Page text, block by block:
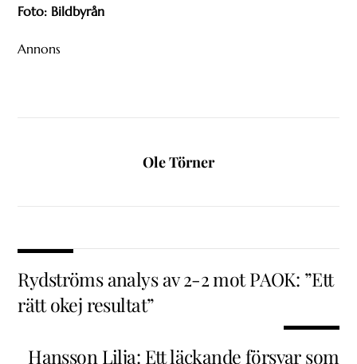
Foto: Bildbyrån
Annons
Ole Törner
Rydströms analys av 2-2 mot PAOK: ”Ett
rätt okej resultat”
Hansson Lilja: Ett läckande försvar som